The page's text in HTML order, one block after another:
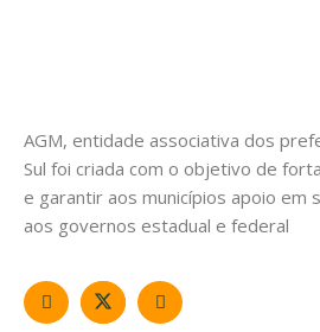
AGM, entidade associativa dos
Sul foi criada com o objetivo de
e garantir aos municípios apoio em
aos governos estadual e federal